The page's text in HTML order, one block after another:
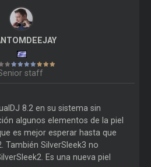
staff
8.2 en su sistema sin
algunos elementos de la piel
es mejor esperar hasta que
También SilverSleek3 no
Es una nueva piel